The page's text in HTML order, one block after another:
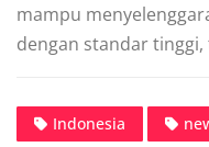
mampu
dengan standar
Indonesia